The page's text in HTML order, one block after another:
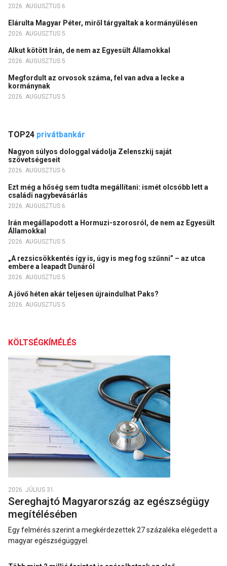
2026. AUGUSZTUS 6.
Elárulta Magyar Péter, miről tárgyaltak a kormányülésen
2026. AUGUSZTUS 5.
Alkut kötött Irán, de nem az Egyesült Államokkal
2026. AUGUSZTUS 5.
Megfordult az orvosok száma, fel van adva a lecke a
kormánynak
2026. AUGUSZTUS 5.
TOP24 privátbankár
Nagyon súlyos dologgal vádolja Zelenszkij saját
szövetségeseit
2026. AUGUSZTUS 6.
Ezt még a hőség sem tudta megállítani: ismét olcsóbb lett a
családi nagybevásárlás
2026. AUGUSZTUS 6.
Irán megállapodott a Hormuzi-szorosról, de nem az Egyesült
Államokkal
2026. AUGUSZTUS 5.
„A rezsicsökkentés így is, úgy is meg fog szűnni” – az utca
embere a leapadt Dunáról
2026. AUGUSZTUS 5.
A jövő héten akár teljesen újraindulhat Paks?
2026. AUGUSZTUS 5.
KÖLTSÉGKÍMÉLÉS
2026. JÚLIUS 31.
Sereghajtó Magyarország az egészségügy
megítélésében
Egy felmérés szerint a megkérdezettek 27 százaléka elégedett a
magyar egészségüggyel.